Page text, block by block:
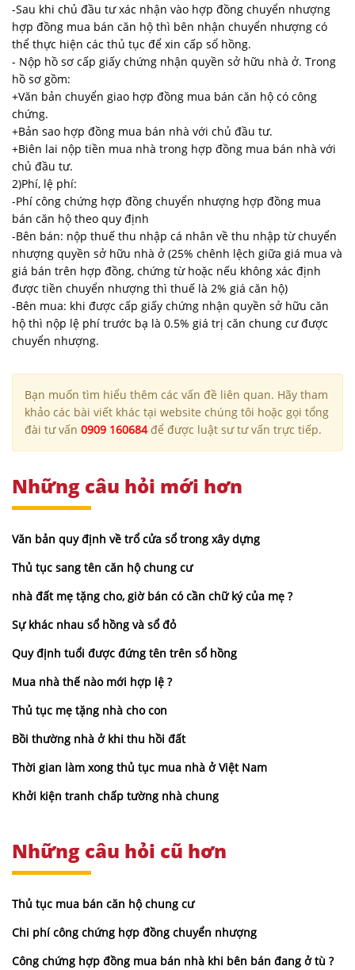
-Sau khi chủ đầu tư xác nhận vào hợp đồng chuyển nhượng
hợp đồng mua bán căn hộ thì bên nhận chuyển nhượng có
thể thực hiện các thủ tục để xin cấp sổ hồng.
- Nộp hồ sơ cấp giấy chứng nhận quyền sở hữu nhà ở. Trong
hồ sơ gồm:
+Văn bản chuyển giao hợp đồng mua bán căn hộ có công
chứng.
+Bản sao hợp đồng mua bán nhà với chủ đầu tư.
+Biên lai nộp tiền mua nhà trong hợp đồng mua bán nhà với
chủ đầu tư.
2)Phí, lệ phí:
-Phí công chứng hợp đồng chuyển nhượng hợp đồng mua
bán căn hộ theo quy định
-Bên bán: nộp thuế thu nhập cá nhân về thu nhập từ chuyển
nhượng quyền sở hữu nhà ở (25% chênh lệch giữa giá mua và
giá bán trên hợp đồng, chứng từ hoặc nếu không xác định
được tiền chuyển nhượng thì thuế là 2% giá căn hộ)
-Bên mua: khi được cấp giấy chứng nhận quyền sở hữu căn
hộ thì nộp lệ phí trước bạ là 0.5% giá trị căn chung cư được
chuyển nhượng.
Bạn muốn tìm hiểu thêm các vấn đề liên quan. Hãy tham
khảo các bài viết khác tại website chúng tôi hoặc gọi tổng
đài tư vấn 0909 160684để được luật sư tư vấn trực tiếp.
Những câu hỏi mới hơn
Văn bản quy định về trổ cửa sổ trong xây dựng
Thủ tục sang tên căn hộ chung cư
nhà đất mẹ tặng cho, giờ bán có cần chữ ký của mẹ ?
Sự khác nhau sổ hồng và sổ đỏ
Quy định tuổi được đứng tên trên sổ hồng
Mua nhà thế nào mới hợp lệ ?
Thủ tục mẹ tặng nhà cho con
Bồi thường nhà ở khi thu hồi đất
Thời gian làm xong thủ tục mua nhà ở Việt Nam
Khởi kiện tranh chấp tường nhà chung
Những câu hỏi cũ hơn
Thủ tục mua bán căn hộ chung cư
Chi phí công chứng hợp đồng chuyển nhượng
Công chứng hợp đồng mua bán nhà khi bên bán đang ở tù ?